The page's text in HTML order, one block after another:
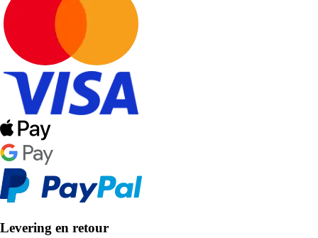
Levering en retour